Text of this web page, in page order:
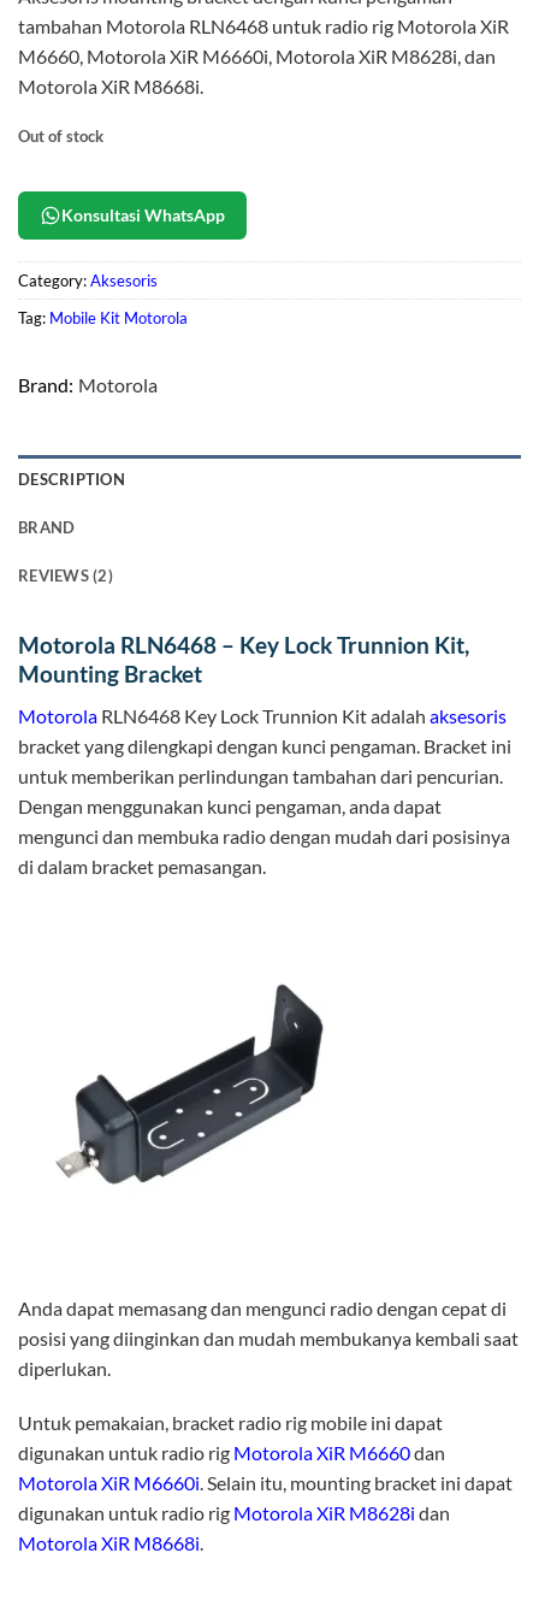
tambahan Motorola RLN6468 untuk radio rig Motorola XiR
M6660, Motorola XiR M6660i, Motorola XiR M8628i, dan
Motorola XiR M8668i.
Out of stock
Konsultasi WhatsApp
Category:Aksesoris
Tag: Mobile Kit Motorola
Brand: Motorola
DESCRIPTION
BRAND
REVIEWS (2)
Motorola RLN6468 – Key Lock Trunnion Kit,
Mounting Bracket
Motorola RLN6468 Key Lock Trunnion Kit adalah aksesoris
bracket yang dilengkapi dengan kunci pengaman. Bracket ini
untuk memberikan perlindungan tambahan dari pencurian.
Dengan menggunakan kunci pengaman, anda dapat
mengunci dan membuka radio dengan mudah dari posisinya
di dalam bracket pemasangan.
Anda dapat memasang dan mengunci radio dengan cepat di
posisi yang diinginkan dan mudah membukanya kembali saat
diperlukan.
Untuk pemakaian, bracket radio rig mobile ini dapat
digunakan untuk radio rig Motorola XiR M6660dan
Motorola XiR M6660i. Selain itu, mounting bracket ini dapat
digunakan untuk radio rig Motorola XiR M8628i dan
Motorola XiR M8668i.